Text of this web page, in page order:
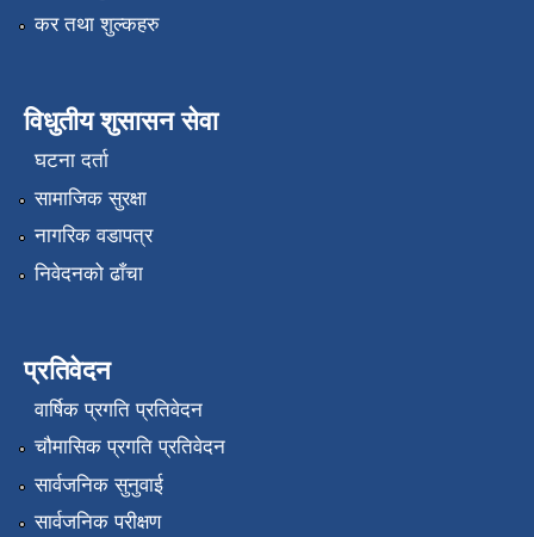
कर तथा शुल्कहरु
विधुतीय शुसासन सेवा
घटना दर्ता
सामाजिक सुरक्षा
नागरिक वडापत्र
निवेदनको ढाँचा
प्रतिवेदन
वार्षिक प्रगति प्रतिवेदन
चौमासिक प्रगति प्रतिवेदन
सार्वजनिक सुनुवाई
सार्वजनिक परीक्षण